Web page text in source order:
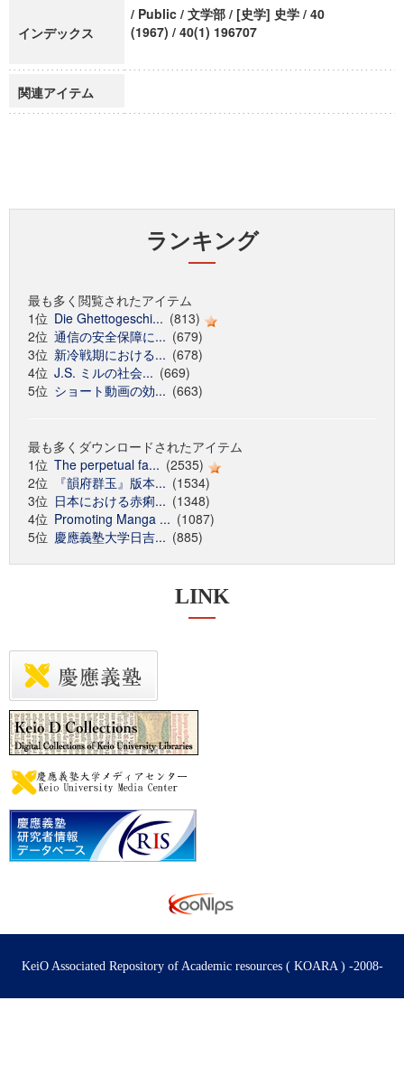
インデックス
/ Public / 文学部 / [史学] 史学 / 40
(1967) / 40(1) 196707
関連アイテム
ランキング
最も多く閲覧されたアイテム
1位 Die Ghettogeschi... (813)
2位 通信の安全保障に... (679)
3位 新冷戦期における... (678)
4位 J.S. ミルの社会... (669)
5位 ショート動画の効... (663)
最も多くダウンロードされたアイテム
1位 The perpetual fa... (2535)
2位
『韻府群玉』版本... (1534)
3位 日本における赤痢... (1348)
4位 Promoting Manga ... (1087)
5位 慶應義塾大学日吉... (885)
LINK
KeiO Associated Repository of Academic resources ( KOARA ) -2008-